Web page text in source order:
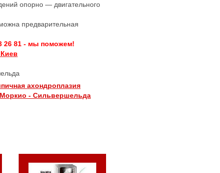
опорно — двигательного
предварительная
26 81 - мы поможем!
ахондроплазия
- Сильвершельда